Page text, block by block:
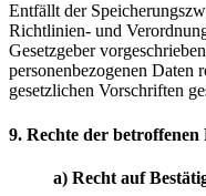
Entfällt der
Richtlinien- und
Gesetzgeber
personenbezogenen Daten
gesetzlichen Vorschriften
9. Rechte der betroffenen
a) Recht auf